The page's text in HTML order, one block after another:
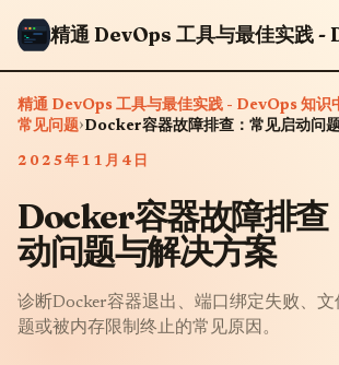
精通 DevOps 工具与最佳实践 - DevOps 知识
常见问题›Docker容器故障排查：常见启动问
2025年11月4日
Docker容器故障排查
动问题与解决方案
诊断Docker容器退出、端口绑定失败、文
题或被内存限制终止的常见原因。